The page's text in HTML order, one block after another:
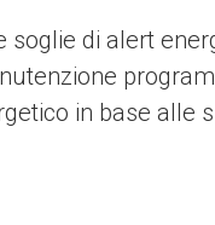
soglie di alert
in base alle